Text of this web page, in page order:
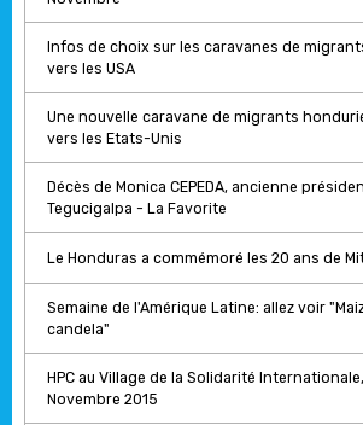
Infos de choix sur les caravanes de
vers les USA
Une nouvelle caravane de migrants
vers les Etats-Unis
Décès de Monica CEPEDA, ancienne
Tegucigalpa - La Favorite
Le Honduras a commémoré les 20 ans de
Semaine de l'Amérique Latine: allez voir
candela"
HPC au Village de la Solidarité
Novembre 2015